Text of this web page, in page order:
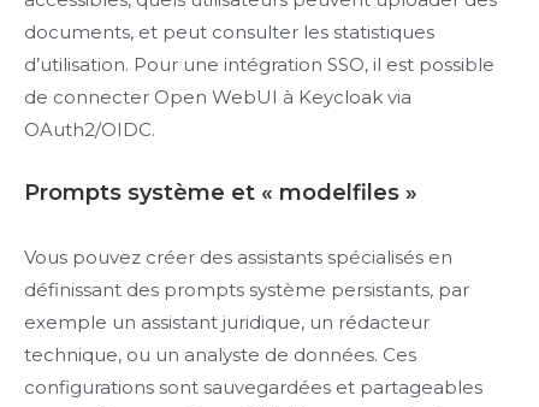
documents, et peut consulter les statistiques
d’utilisation. Pour une intégration SSO, il est possible
de connecter Open WebUI à Keycloak via
OAuth2/OIDC.
Prompts système et « modelfiles »
Vous pouvez créer des assistants spécialisés en
définissant des prompts système persistants, par
exemple un assistant juridique, un rédacteur
technique, ou un analyste de données. Ces
configurations sont sauvegardées et partageables